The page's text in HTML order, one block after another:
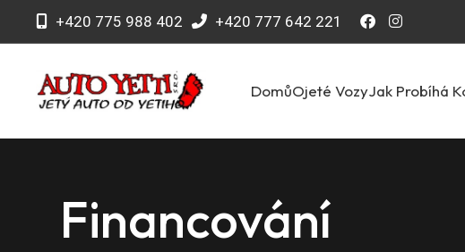
+420 775 988 402 +420 777 642 221
DomůOjeté VozyJak Probíhá
Financování